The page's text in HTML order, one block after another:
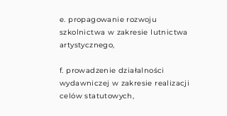
e. propagowanie rozwoju
szkolnictwa w zakresie lutnictwa
artystycznego,
f. prowadzenie działalności
wydawniczej w zakresie realizacji
celów statutowych,